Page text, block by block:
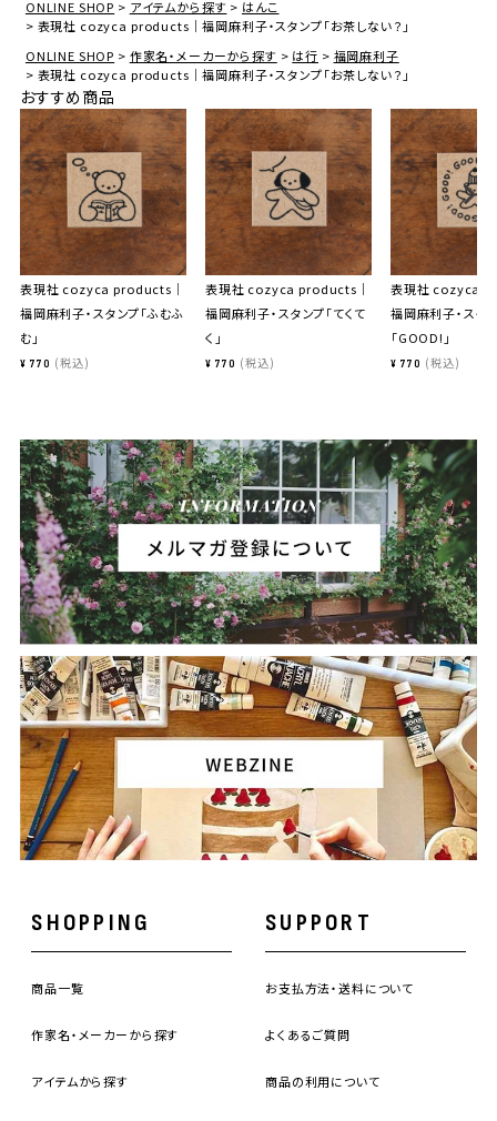
ONLINE SHOP
アイテムから探す
はんこ
表現社 cozyca products｜福岡麻利子・スタンプ「お茶しない？」
ONLINE SHOP
作家名・メーカーから探す は行
福岡麻利子
表現社 cozyca products｜福岡麻利子・スタンプ「お茶しない？」
おすすめ商品
表現社 cozyca products｜
福岡麻利子・スタンプ「ふむふ
む」
¥ 770 税込
表現社 cozyca products｜
福岡麻利子・スタンプ「てくて
く」
¥ 770 税込
表現社 cozyca
福岡麻利子・スタ
「GOOD!」
¥ 770 税込
SHOPPING
商品一覧
作家名・メーカーから探す
アイテムから探す
SUPPORT
お支払方法・送料について
よくあるご質問
商品の利用について